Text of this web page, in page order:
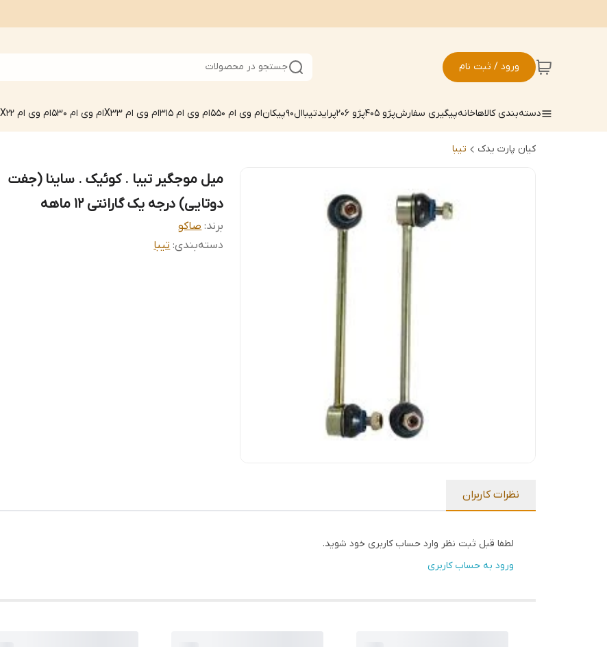
ورود / ثبت نام جستجو در محصولات
دسته‌بندی کالاهاخانهپیگیری سفارشپژو 405 پژو 206 پرایدتیباال90 پیکانام وی ام 550 ام وی ام 315 ام وی ام X33 ام وی ام 530 ام وی ام X22
کیان پارت یدک تیبا
میل موجگیر تیبا . کوئیک . ساینا (جفت
دوتایی) درجه یک گارانتی 12 ماهه
برند: صاکو
دسته‌بندی:تیبا
نظرات کاربران
لطفا قبل ثبت نظر وارد حساب کاربری خود شوید.
ورود به حساب کاربری